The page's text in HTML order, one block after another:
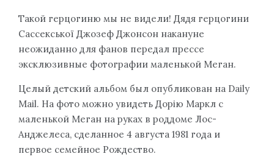
Такой герцогиню мы не видели! Дядя герцогини
Сассекської Джозеф Джонсон накануне
неожиданно для фанов передал прессе
эксклюзивные фотографии маленькой Меган.
Целый детский альбом был опубликован на Daily
Mail. На фото можно увидеть Дорію Маркл с
маленькой Меган на руках в роддоме Лос-
Анджелеса, сделанное 4 августа 1981 года и
первое семейное Рождество.